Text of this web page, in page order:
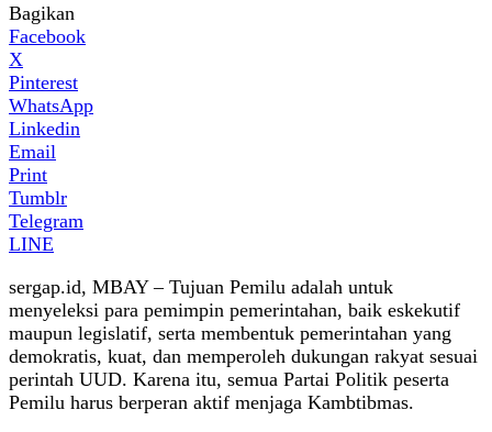
Bagikan
Facebook
X
Pinterest
WhatsApp
Linkedin
Email
Print
Tumblr
Telegram
LINE
sergap.id, MBAY – Tujuan Pemilu adalah untuk
menyeleksi para pemimpin pemerintahan, baik eskekutif
maupun legislatif, serta membentuk pemerintahan yang
demokratis, kuat, dan memperoleh dukungan rakyat sesuai
perintah UUD. Karena itu, semua Partai Politik peserta
Pemilu harus berperan aktif menjaga Kambtibmas.